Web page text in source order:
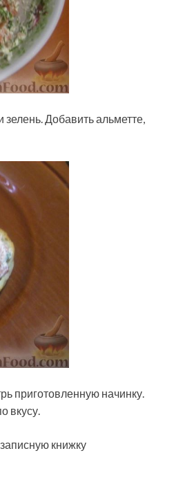
Добавить альметте,
приготовленную начинку.
вкусу.
книжку